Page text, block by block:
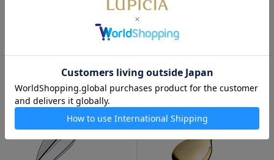
手作り茶さじ・ひょうたん
650円
プ型（ゴールド）